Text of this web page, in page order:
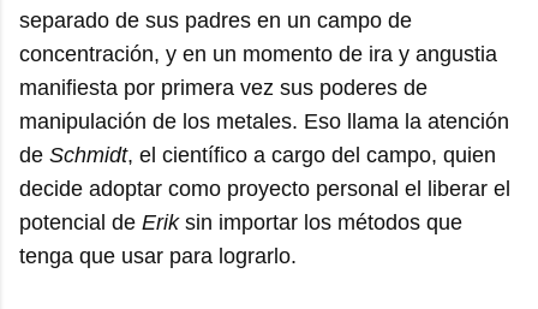
separado de sus padres en un campo de
concentración, y en un momento de ira y angustia
manifiesta por primera vez sus poderes de
manipulación de los metales. Eso llama la atención
de Schmidt, el científico a cargo del campo, quien
decide adoptar como proyecto personal el liberar el
potencial de Erik sin importar los métodos que
tenga que usar para lograrlo.